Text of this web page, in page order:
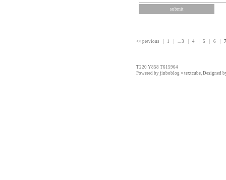
<< previous 1 ... 3 4 5 6 7
T220 Y858 T615964
Powered by jinboblog × textcube, Designed